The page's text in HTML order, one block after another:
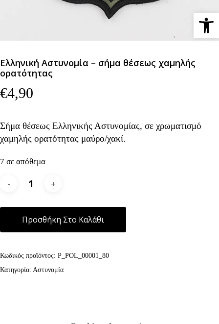
Ελληνική Αστυνομία – σήμα θέσεως χαμηλής
ορατότητας
€4,90
Σήμα θέσεως Ελληνικής Αστυνομίας, σε χρωματισμό
χαμηλής ορατότητας μαύρο/χακί.
7 σε απόθεμα
Προσθήκη Στο Καλάθι
Κωδικός προϊόντος: P_POL_00001_80
Κατηγορία: Αστυνομία